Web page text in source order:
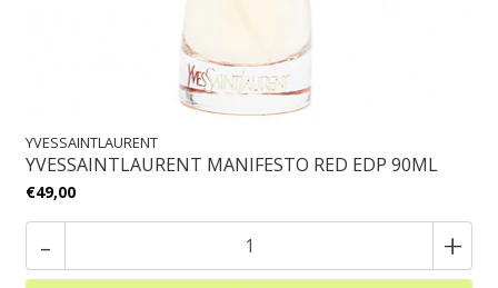
YVESSAINTLAURENT
YVESSAINTLAURENT MANIFESTO RED EDP 90ML
€49,00
- +